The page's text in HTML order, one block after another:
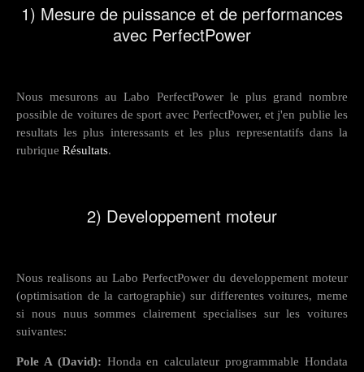
1) Mesure de puissance et de performances
avec PerfectPower
Nous mesurons au Labo PerfectPower le plus grand nombre
possible de voitures de sport avec PerfectPower, et j'en publie les
resultats les plus interessants et les plus representatifs dans la
rubrique Résultats.
2) Developpement moteur
Nous realisons au Labo PerfectPower du developpement moteur
(optimisation de la cartographie) sur differentes voitures, meme
si nous nuus sommes clairement specialises sur les voitures
suivantes:
Pole A (David): Honda en calculateur programmable Hondata